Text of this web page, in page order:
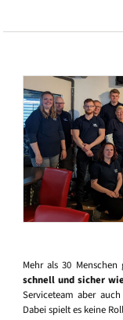
Mehr als 30
schnell und sicher
Serviceteam aber
Dabei spielt es keine